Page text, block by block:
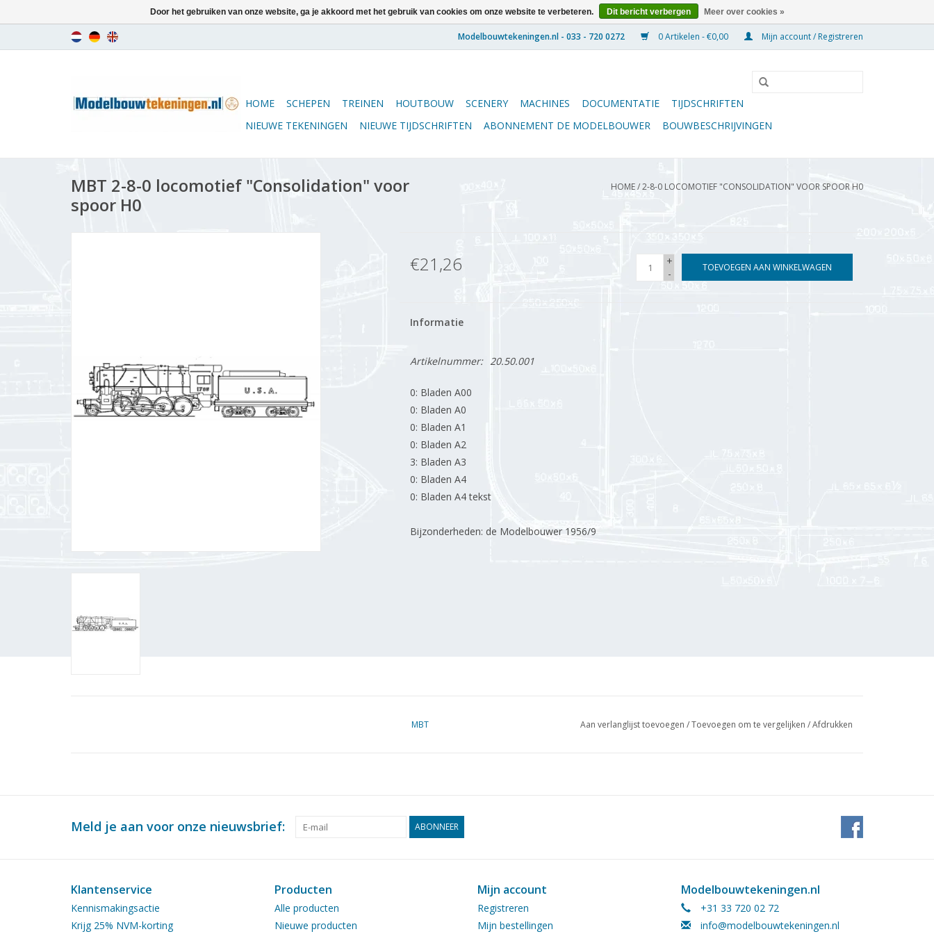
0 Artikelen - €0,00 Mijn account / Registreren
HOME SCHEPEN TREINEN HOUTBOUW SCENERY MACHINES DOCUMENTATIE
TIJDSCHRIFTEN
NIEUWE TEKENINGEN
NIEUWE TIJDSCHRIFTEN ABONNEMENT DE MODELBOUWER BOUWBESCHRIJVINGEN
MBT 2-8-0 locomotief "Consolidation" voor
spoor H0
HOME/2-8-0 LOCOMOTIEF "CONSOLIDATION" VOOR SPOOR H0
€21,26
+
-
TOEVOEGEN AAN WINKELWAGEN
Informatie
Artikelnummer: 20.50.001
0: Bladen A00
0: Bladen A0
0: Bladen A1
0: Bladen A2
3: Bladen A3
0: Bladen A4
0: Bladen A4 tekst
Bijzonderheden: de Modelbouwer 1956/9
MBT Aan verlanglijst toevoegen /Toevoegen om te vergelijken /Afdrukken
Meld je aan voor onze nieuwsbrief: ABONNEER
Klantenservice
Kennismakingsactie
Krijg 25% NVM-korting
Producten
Alle producten
Nieuwe producten
Mijn account
Registreren
Mijn bestellingen
Modelbouwtekeningen.nl
+31 33 720 02 72
info@modelbouwtekeningen.nl
Door het gebruiken van onze website, ga je akkoord met het gebruik van cookies om onze website te verbeteren. Dit bericht verbergen Meer over cookies »